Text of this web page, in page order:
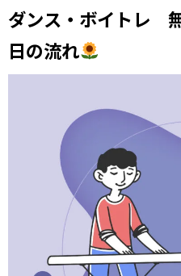
ダンス・ボイトレ
日の流れ